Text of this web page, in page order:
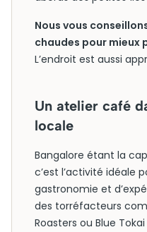
Nous vous
chaudes pour mieux
L’endroit est aussi
Un atelier café
locale
Bangalore étant la
c’est l’activité idéale
gastronomie et
des torréfacteurs
Roasters ou Blue